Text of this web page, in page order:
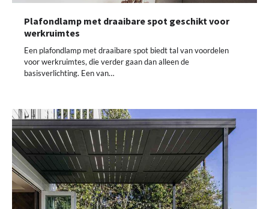
Plafondlamp met draaibare spot geschikt voor
werkruimtes
Een plafondlamp met draaibare spot biedt tal van voordelen
voor werkruimtes, die verder gaan dan alleen de
basisverlichting. Een van…